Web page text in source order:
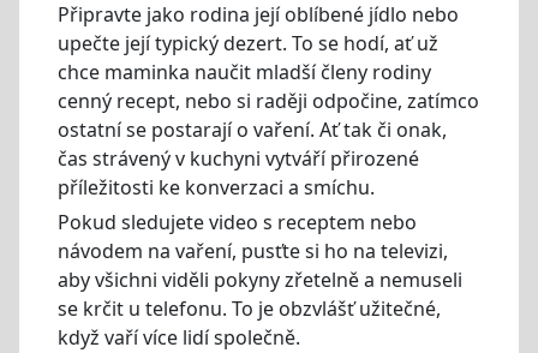
Připravte jako rodina její oblíbené jídlo nebo
upečte její typický dezert. To se hodí, ať už
chce maminka naučit mladší členy rodiny
cenný recept, nebo si raději odpočine, zatímco
ostatní se postarají o vaření. Ať tak či onak,
čas strávený v kuchyni vytváří přirozené
příležitosti ke konverzaci a smíchu.
Pokud sledujete video s receptem nebo
návodem na vaření, pusťte si ho na televizi,
aby všichni viděli pokyny zřetelně a nemuseli
se krčit u telefonu. To je obzvlášť užitečné,
když vaří více lidí společně.